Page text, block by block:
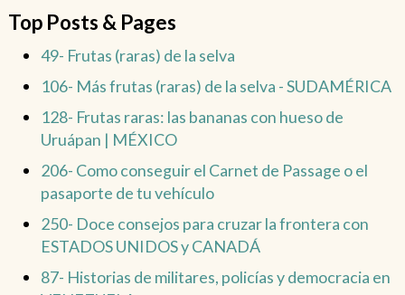
Top Posts & Pages
49- Frutas (raras) de la selva
106- Más frutas (raras) de la selva - SUDAMÉRICA
128- Frutas raras: las bananas con hueso de
Uruápan | MÉXICO
206- Como conseguir el Carnet de Passage o el
pasaporte de tu vehículo
250- Doce consejos para cruzar la frontera con
ESTADOS UNIDOS y CANADÁ
87- Historias de militares, policías y democracia en